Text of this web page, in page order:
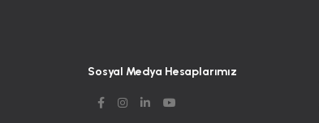
Sosyal Medya Hesaplarımız